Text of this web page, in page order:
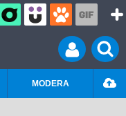
MODERA